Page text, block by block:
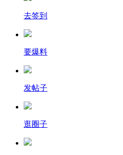
去签到
要爆料
发帖子
逛圈子